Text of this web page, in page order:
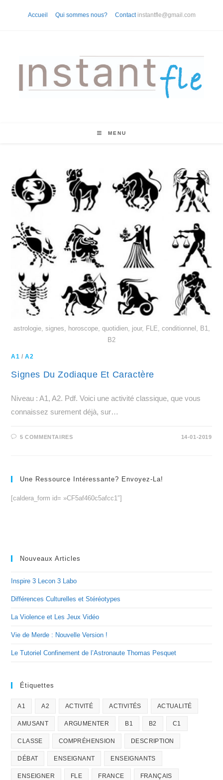
Accueil Qui sommes nous? Contact instantfle@gmail.com
MENU
astrologie, signes, horoscope, quotidien, jour, FLE, conditionnel, B1,
B2
A1 /A2
Signes Du Zodiaque Et Caractère
Niveau : A1, A2. Pdf. Voici une activité classique, que vous
connaissez surement déjà, sur…
5 COMMENTAIRES 14-01-2019
Une Ressource Intéressante? Envoyez-La!
[caldera_form id= »CF5af460c5afcc1″]
Nouveaux Articles
Inspire 3 Lecon 3 Labo
Différences Culturelles et Stéréotypes
La Violence et Les Jeux Vidéo
Vie de Merde : Nouvelle Version !
Le Tutoriel Confinement de l’Astronaute Thomas Pesquet
Étiquettes
A1 A2 ACTIVITÉ ACTIVITÉS ACTUALITÉ
AMUSANT ARGUMENTER B1 B2 C1
CLASSE COMPRÉHENSION DESCRIPTION
DÉBAT ENSEIGNANT ENSEIGNANTS
ENSEIGNER FLE FRANCE FRANÇAIS